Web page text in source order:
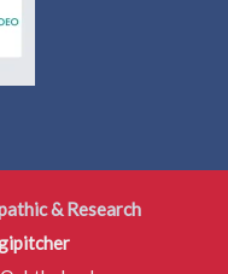
& Research